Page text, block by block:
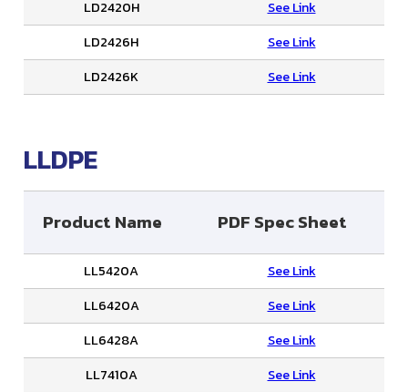
LD2420H
See Link
LD2426H
See Link
LD2426K
See Link
LLDPE
Product Name PDF Spec Sheet
LL5420A
See Link
LL6420A
See Link
LL6428A
See Link
LL7410A
See Link